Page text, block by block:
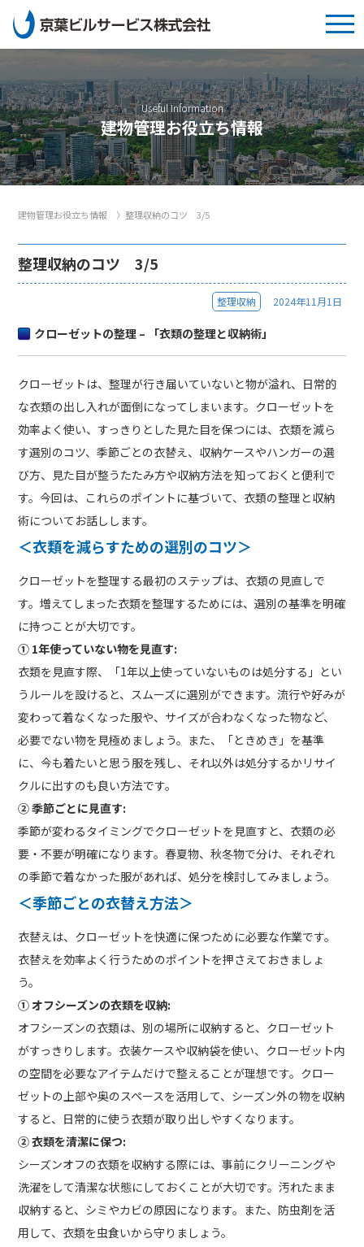
Useful Information
建物管理お役立ち情報
建物管理お役立ち情報 〉 整理収納のコツ 3/5
整理収納のコツ 3/5
整理収納 2024年11月1日
クローゼットの整理 – 「衣類の整理と収納術」
クローゼットは、整理が行き届いていないと物が溢れ、日常的
な衣類の出し入れが面倒になってしまいます。クローゼットを
効率よく使い、すっきりとした見た目を保つには、衣類を減ら
す選別のコツ、季節ごとの衣替え、収納ケースやハンガーの選
び方、見た目が整うたたみ方や収納方法を知っておくと便利で
す。今回は、これらのポイントに基づいて、衣類の整理と収納
術についてお話しします。
＜衣類を減らすための選別のコツ＞
クローゼットを整理する最初のステップは、衣類の見直しで
す。増えてしまった衣類を整理するためには、選別の基準を明確
に持つことが大切です。
① 1年使っていない物を見直す:
衣類を見直す際、「1年以上使っていないものは処分する」とい
うルールを設けると、スムーズに選別ができます。流行や好みが
変わって着なくなった服や、サイズが合わなくなった物など、
必要でない物を見極めましょう。また、「ときめき」を基準
に、今も着たいと思う服を残し、それ以外は処分するかリサイ
クルに出すのも良い方法です。
② 季節ごとに見直す:
季節が変わるタイミングでクローゼットを見直すと、衣類の必
要・不要が明確になります。春夏物、秋冬物で分け、それぞれ
の季節で着なかった服があれば、処分を検討してみましょう。
＜季節ごとの衣替え方法＞
衣替えは、クローゼットを快適に保つために必要な作業です。
衣替えを効率よく行うためのポイントを押さえておきましょ
う。
① オフシーズンの衣類を収納:
オフシーズンの衣類は、別の場所に収納すると、クローゼット
がすっきりします。衣装ケースや収納袋を使い、クローゼット内
の空間を必要なアイテムだけで整えることが理想です。クロー
ゼットの上部や奥のスペースを活用して、シーズン外の物を収納
すると、日常的に使う衣類が取り出しやすくなります。
② 衣類を清潔に保つ:
シーズンオフの衣類を収納する際には、事前にクリーニングや
洗濯をして清潔な状態にしておくことが大切です。汚れたまま
収納すると、シミやカビの原因になります。また、防虫剤を活
用して、衣類を虫食いから守りましょう。